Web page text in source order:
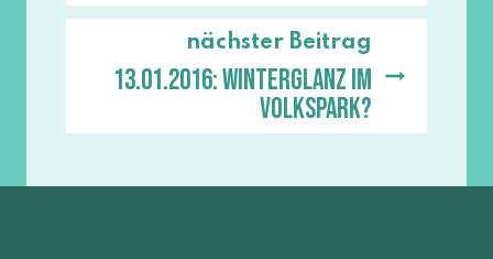
nächster Beitrag
13.01.2016: Winterglanz im
Volkspark?